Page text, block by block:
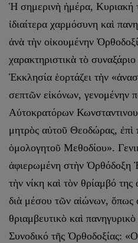
Ἡ σημερινὴ ἡμέρα, Κυριακή
ἰδιαίτερα χαρμόσυνη καὶ
ἀνὰ τὴν οἰκουμένην
χαρακτηριστικὰ τὸ
Ἐκκλησία ἑορτάζει τὴν
σεπτῶν εἰκόνων, γενομένην
Αὐτοκρατόρων
μητρὸς αὐτοῦ Θεοδώρας, ἐπὶ
ὁμολογητοῦ Μεθοδίου».
ἀφιερωμένη στὴν Ὀρθόδοξη
τὴν νίκη καὶ τὸν θρίαμβό
διὰ μέσου τῶν αἰώνων, ὅπως
θριαμβευτικὸ καὶ
Συνοδικό τῆς Ὀρθοδοξίας: